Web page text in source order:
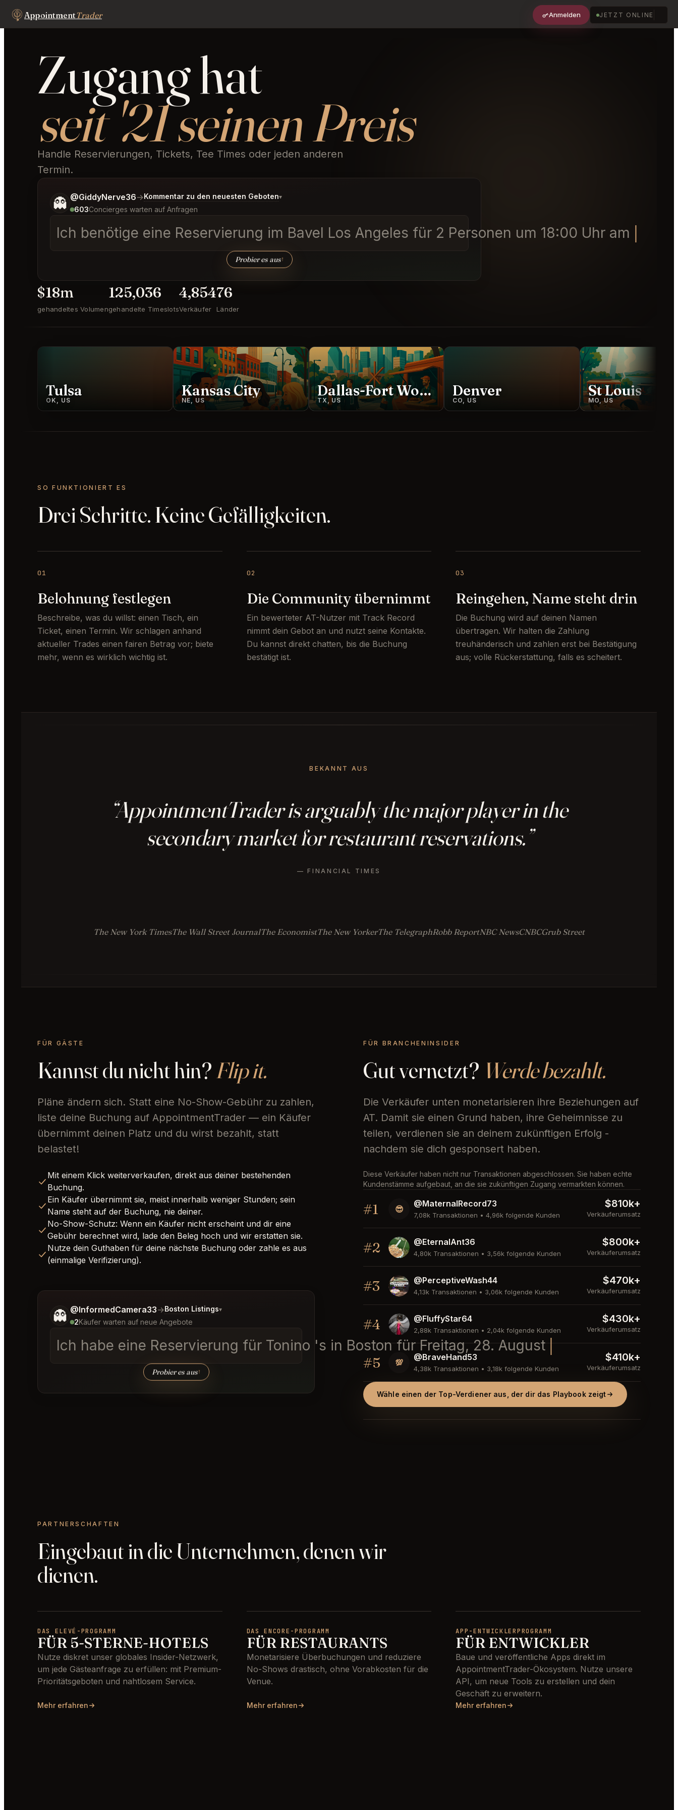
AppointmentTrader Anmelden JETZT ONLINE
Zugang hat
seit '21 seinen Preis
Handle Reservierungen, Tickets, Tee Times oder jeden anderen
Termin.
👻 @GiddyNerve36→Kommentar zu den neuesten Geboten▾
603Concierges warten auf Anfragen
Ich benötige eine Reservierung im Bavel Los Angeles für 2 Personen um 18:00 Uhr am 8.
Probier es aus↑
Sag mir noch etwas genauer, was du möchtest.
$18m
gehandeltes Volumen
125,036
gehandelte Timeslots
4,854
Verkäufer
76
Länder
Tulsa
OK, US
Kansas City
NE, US
Dallas-Fort Worth
TX, US
Denver
CO, US
St Louis
MO, US
SO FUNKTIONIERT ES
Drei Schritte. Keine Gefälligkeiten.
01
Belohnung festlegen
Beschreibe, was du willst: einen Tisch, ein
Ticket, einen Termin. Wir schlagen anhand
aktueller Trades einen fairen Betrag vor; biete
mehr, wenn es wirklich wichtig ist.
02
Die Community übernimmt
Ein bewerteter AT-Nutzer mit Track Record
nimmt dein Gebot an und nutzt seine Kontakte.
Du kannst direkt chatten, bis die Buchung
bestätigt ist.
03
Reingehen, Name steht drin
Die Buchung wird auf deinen Namen
übertragen. Wir halten die Zahlung
treuhänderisch und zahlen erst bei Bestätigung
aus; volle Rückerstattung, falls es scheitert.
BEKANNT AUS
“AppointmentTrader is arguably the major player in the
secondary market for restaurant reservations.”
— FINANCIAL TIMES
The New York TimesThe Wall Street JournalThe EconomistThe New YorkerThe TelegraphRobb ReportNBC NewsCNBCGrub Street
FÜR GÄSTE
Kannst du nicht hin?Flip it.
Pläne ändern sich. Statt eine No-Show-Gebühr zu zahlen,
liste deine Buchung auf AppointmentTrader — ein Käufer
übernimmt deinen Platz und du wirst bezahlt, statt
belastet!
Mit einem Klick weiterverkaufen, direkt aus deiner bestehenden
Buchung.
Ein Käufer übernimmt sie, meist innerhalb weniger Stunden; sein
Name steht auf der Buchung, nie deiner.
No-Show-Schutz: Wenn ein Käufer nicht erscheint und dir eine
Gebühr berechnet wird, lade den Beleg hoch und wir erstatten sie.
Nutze dein Guthaben für deine nächste Buchung oder zahle es aus
(einmalige Verifizierung).
👻 @InformedCamera33→Boston Listings▾
2Käufer warten auf neue Angebote
Ich habe eine Reservierung für Tonino 's in Boston für Freitag, 28. August│
Probier es aus↑
Sag mir noch etwas genauer, was du möchtest.
FÜR BRANCHENINSIDER
Gut vernetzt? Werde bezahlt.
Die Verkäufer unten monetarisieren ihre Beziehungen auf
AT. Damit sie einen Grund haben, ihre Geheimnisse zu
teilen, verdienen sie an deinem zukünftigen Erfolg -
nachdem sie dich gesponsert haben.
Diese Verkäufer haben nicht nur Transaktionen abgeschlossen. Sie haben echte
Kundenstämme aufgebaut, an die sie zukünftigen Zugang vermarkten können.
#1 😎
@MaternalRecord73
7,08k Transaktionen • 4,96k folgende Kunden
$810k+
Verkäuferumsatz
#2 @EternalAnt36
4,80k Transaktionen • 3,56k folgende Kunden
$800k+
Verkäuferumsatz
#3 @PerceptiveWash44
4,13k Transaktionen • 3,06k folgende Kunden
$470k+
Verkäuferumsatz
#4 @FluffyStar64
2,88k Transaktionen • 2,04k folgende Kunden
$430k+
Verkäuferumsatz
#5 💯
@BraveHand53
4,38k Transaktionen • 3,18k folgende Kunden
$410k+
Verkäuferumsatz
Wähle einen der Top-Verdiener aus, der dir das Playbook zeigt
PARTNERSCHAFTEN
Eingebaut in die Unternehmen, denen wir
dienen.
DAS ELEVÉ-PROGRAMM
FÜR 5-STERNE-HOTELS
Nutze diskret unser globales Insider-Netzwerk,
um jede Gästeanfrage zu erfüllen: mit Premium-
Prioritätsgeboten und nahtlosem Service.
Mehr erfahren
DAS ENCORE-PROGRAMM
FÜR RESTAURANTS
Monetarisiere Überbuchungen und reduziere
No-Shows drastisch, ohne Vorabkosten für die
Venue.
Mehr erfahren
APP-ENTWICKLERPROGRAMM
FÜR ENTWICKLER
Baue und veröffentliche Apps direkt im
AppointmentTrader-Ökosystem. Nutze unsere
API, um neue Tools zu erstellen und dein
Geschäft zu erweitern.
Mehr erfahren